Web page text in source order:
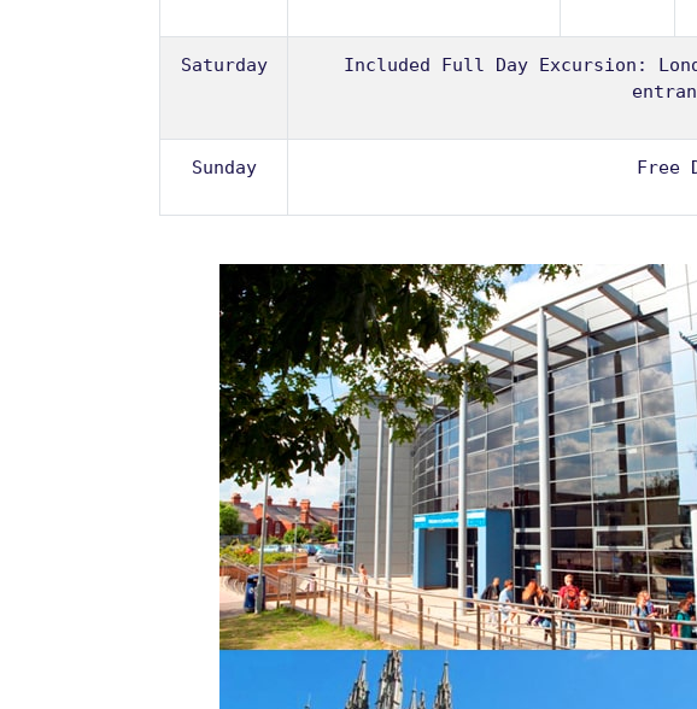
Saturday
Included Full Day Excursion:
Sunday Free